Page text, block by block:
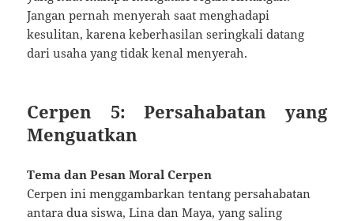
Jangan pernah menyerah saat menghadapi
kesulitan, karena keberhasilan seringkali datang
dari usaha yang tidak kenal menyerah.
Cerpen 5: Persahabatan yang
Menguatkan
Tema dan Pesan Moral Cerpen
Cerpen ini menggambarkan tentang persahabatan
antara dua siswa, Lina dan Maya, yang saling